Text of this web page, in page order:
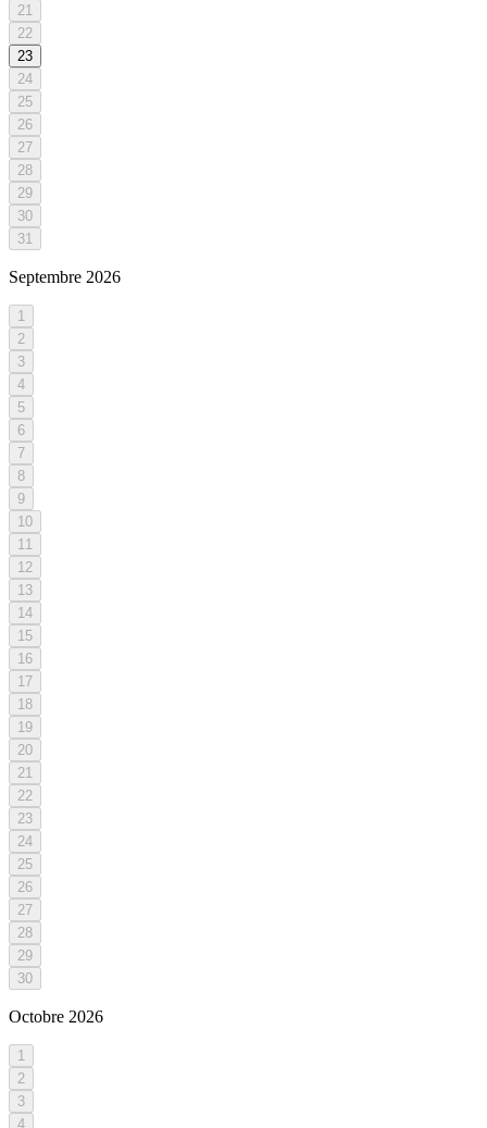
21
22
23
24
25
26
27
28
29
30
31
Septembre 2026
1
2
3
4
5
6
7
8
9
10
11
12
13
14
15
16
17
18
19
20
21
22
23
24
25
26
27
28
29
30
Octobre 2026
1
2
3
4